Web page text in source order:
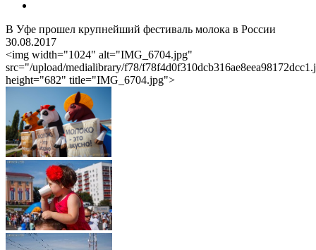
В Уфе прошел крупнейший фестиваль молока в России
30.08.2017
<img width="1024" alt="IMG_6704.jpg"
src="/upload/medialibrary/f78/
height="682" title="IMG_6704.jpg">